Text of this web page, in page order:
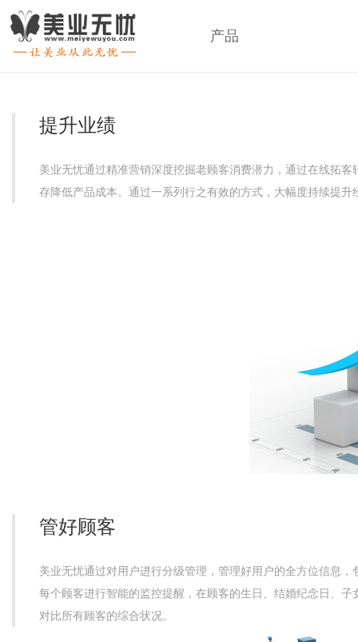
产品
提升业绩
美业无忧通过精准营销深度挖掘老顾客消费潜力，通过在线拓
存降低产品成本。通过一系列行之有效的方式，大幅度持续提升
管好顾客
美业无忧通过对用户进行分级管理，管理好用户的全方位信息
每个顾客进行智能的监控提醒，在顾客的生日、结婚纪念日、
对比所有顾客的综合状况。